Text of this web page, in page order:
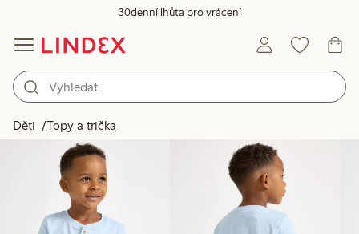
30denní lhůta pro vrácení
Děti Topy a trička